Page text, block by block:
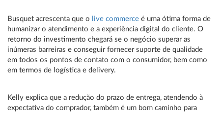
Busquet acrescenta que o live commerce é uma ótima forma de
humanizar o atendimento e a experiência digital do cliente. O
retorno do investimento chegará se o negócio superar as
inúmeras barreiras e conseguir fornecer suporte de qualidade
em todos os pontos de contato com o consumidor, bem como
em termos de logística e delivery.
Kelly explica que a redução do prazo de entrega, atendendo à
expectativa do comprador, também é um bom caminho para